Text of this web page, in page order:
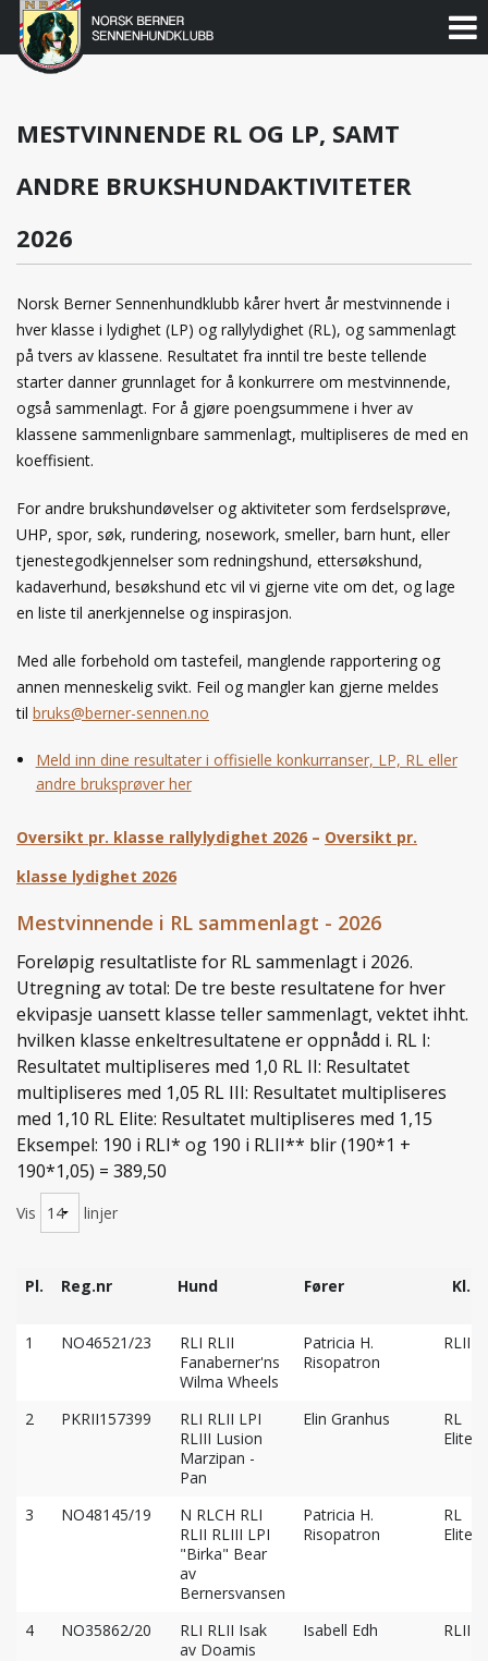
Gå
Norsk
Berner
Sennenhundklubb
MESTVINNENDE RL OG LP, SAMT
ANDRE BRUKSHUNDAKTIVITETER
2026
Norsk Berner Sennenhundklubb kårer hvert år mestvinnende i
hver klasse i lydighet (LP) og rallylydighet (RL), og sammenlagt
på tvers av klassene. Resultatet fra inntil tre beste tellende
starter danner grunnlaget for å konkurrere om mestvinnende,
også sammenlagt. For å gjøre poengsummene i hver av
klassene sammenlignbare sammenlagt, multipliseres de med en
koeffisient.
For andre brukshundøvelser og aktiviteter som ferdselsprøve,
UHP, spor, søk, rundering, nosework, smeller, barn hunt, eller
tjenestegodkjennelser som redningshund, ettersøkshund,
kadaverhund, besøkshund etc vil vi gjerne vite om det, og lage
en liste til anerkjennelse og inspirasjon.
Med alle forbehold om tastefeil, manglende rapportering og
annen menneskelig svikt. Feil og mangler kan gjerne meldes
til bruks@berner-sennen.no
Meld inn dine resultater i offisielle konkurranser, LP, RL eller
andre bruksprøver her
Oversikt pr. klasse rallylydighet 2026 – Oversikt pr.
klasse lydighet 2026
Mestvinnende i RL sammenlagt - 2026
Foreløpig resultatliste for RL sammenlagt i 2026.
Utregning av total: De tre beste resultatene for hver
ekvipasje uansett klasse teller sammenlagt, vektet ihht.
hvilken klasse enkeltresultatene er oppnådd i. RL I:
Resultatet multipliseres med 1,0 RL II: Resultatet
multipliseres med 1,05 RL III: Resultatet multipliseres
med 1,10 RL Elite: Resultatet multipliseres med 1,15
Eksempel: 190 i RLI* og 190 i RLII** blir (190*1 +
190*1,05) = 389,50
Vis linjer
Pl. Reg.nr Hund Fører Kl.
Pl. Reg.nr Hund Fører Kl.
1 NO46521/23
RLI RLII
Fanaberner'ns
Wilma Wheels
Patricia H.
Risopatron
RLIII
2 PKRII157399
RLI RLII LPI
RLIII Lusion
Marzipan -
Pan
Elin Granhus
RL
Elite
3 NO48145/19
N RLCH RLI
RLII RLIII LPI
"Birka" Bear
av
Bernersvansen
Patricia H.
Risopatron
RL
Elite
4 NO35862/20
RLI RLII Isak
av Doamis
Isabell Edh RLIII